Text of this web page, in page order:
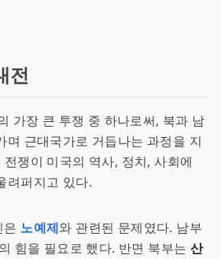
전
가장 큰 투쟁 중 하나로써, 북과 남
며 근대국가로 거듭나는 과정을 지
쟁이 미국의 역사, 정치, 사회에
려퍼지고 있다.
은 노예제와 관련된 문제였다. 남부
힘을 필요로 했다. 반면 북부는 산